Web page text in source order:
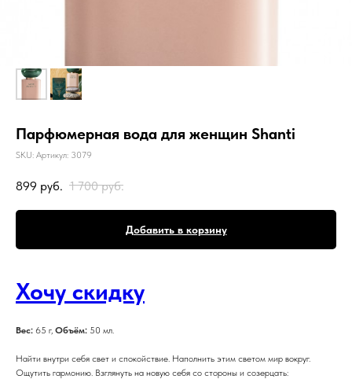
Парфюмерная вода для женщин Shanti
SKU: Артикул: 3079
899 руб. 1 700 руб.
Добавить в корзину
Хочу скидку
Вес: 65 г, Объём: 50 мл.
Найти внутри себя свет и спокойствие. Наполнить этим светом мир вокруг.
Ощутить гармонию. Взглянуть на новую себя со стороны и созерцать: